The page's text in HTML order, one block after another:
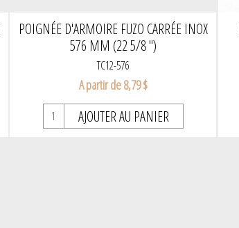
POIGNÉE D'ARMOIRE FUZO CARRÉE INOX
576 MM (22 5/8 ")
TC12-576
A partir de 8,79 $
AJOUTER AU PANIER